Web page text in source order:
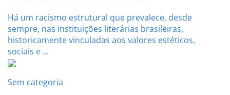
Há um racismo estrutural que prevalece, desde
sempre, nas instituições literárias brasileiras,
historicamente vinculadas aos valores estéticos,
sociais e ...
Sem categoria